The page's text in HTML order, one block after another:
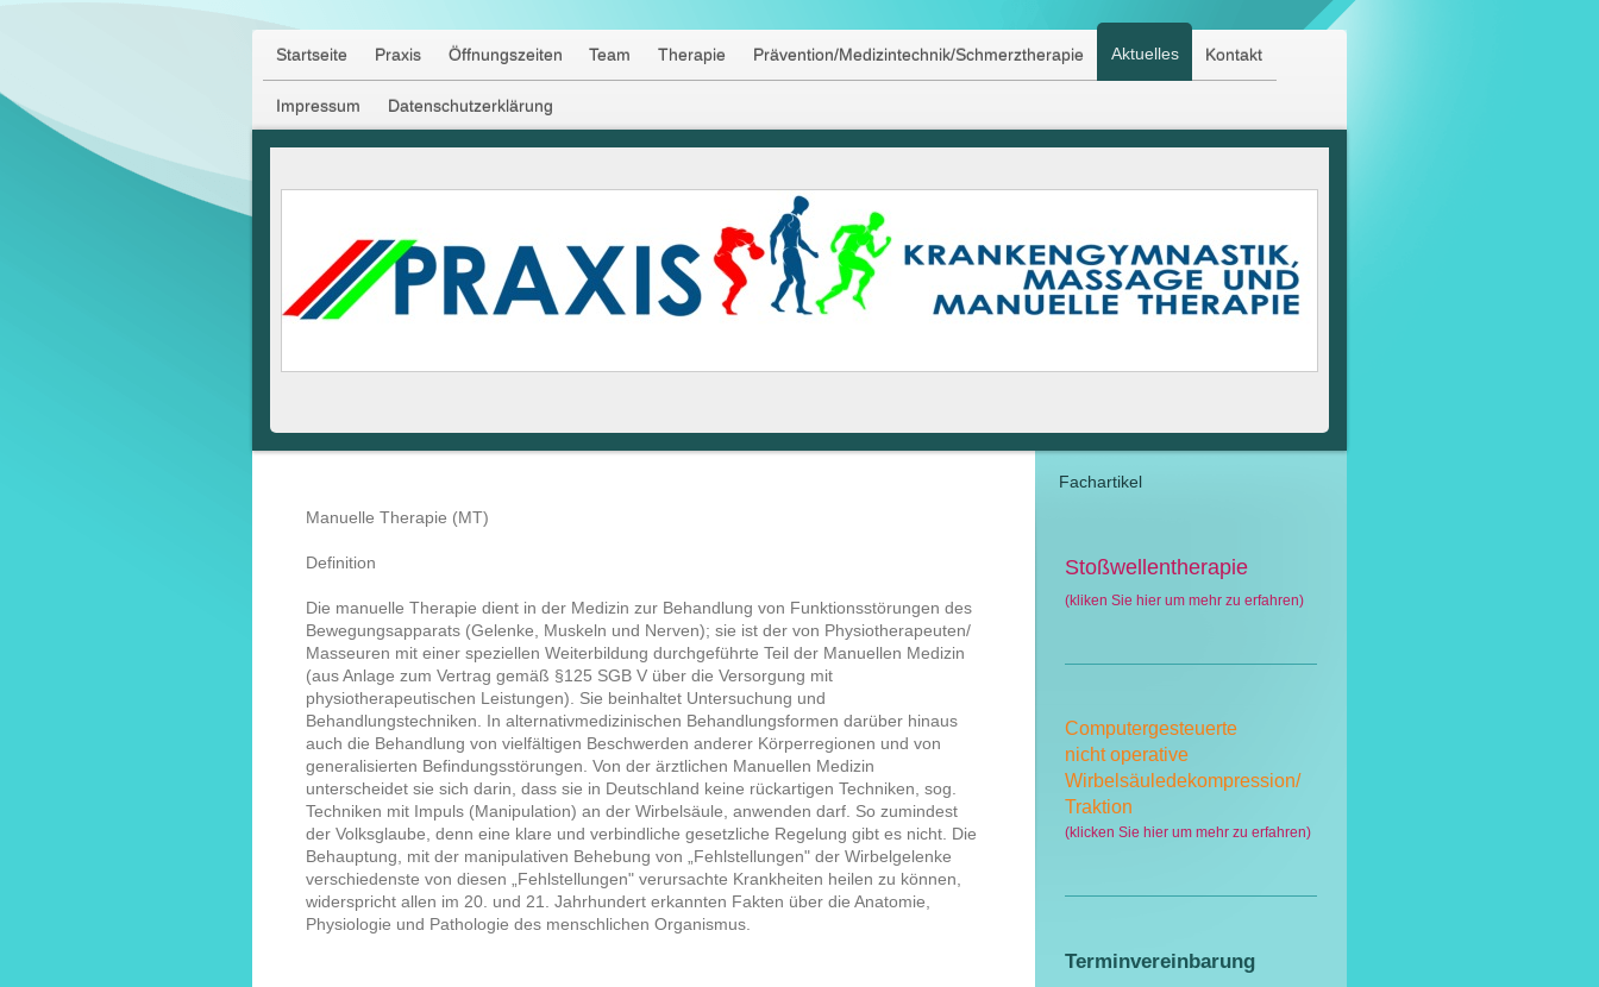
Startseite Praxis Öffnungszeiten Team Therapie Prävention/Medizintechnik/Schmerztherapie Aktuelles Kontakt
Impressum Datenschutzerklärung
Manuelle Therapie (MT)
Definition
Die manuelle Therapie dient in der Medizin zur Behandlung von Funktionsstörungen des
Bewegungsapparats (Gelenke, Muskeln und Nerven); sie ist der von Physiotherapeuten/
Masseuren mit einer speziellen Weiterbildung durchgeführte Teil der Manuellen Medizin
(aus Anlage zum Vertrag gemäß §125 SGB V über die Versorgung mit
physiotherapeutischen Leistungen). Sie beinhaltet Untersuchung und
Behandlungstechniken. In alternativmedizinischen Behandlungsformen darüber hinaus
auch die Behandlung von vielfältigen Beschwerden anderer Körperregionen und von
generalisierten Befindungsstörungen. Von der ärztlichen Manuellen Medizin
unterscheidet sie sich darin, dass sie in Deutschland keine rückartigen Techniken, sog.
Techniken mit Impuls (Manipulation) an der Wirbelsäule, anwenden darf. So zumindest
der Volksglaube, denn eine klare und verbindliche gesetzliche Regelung gibt es nicht. Die
Behauptung, mit der manipulativen Behebung von „Fehlstellungen" der Wirbelgelenke
verschiedenste von diesen „Fehlstellungen" verursachte Krankheiten heilen zu können,
widerspricht allen im 20. und 21. Jahrhundert erkannten Fakten über die Anatomie,
Physiologie und Pathologie des menschlichen Organismus.
Fachartikel
Stoßwellentherapie
(kliken Sie hier um mehr zu erfahren)
Computergesteuerte
nicht operative
Wirbelsäuledekompression/
Traktion
(klicken Sie hier um mehr zu erfahren)
Terminvereinbarung